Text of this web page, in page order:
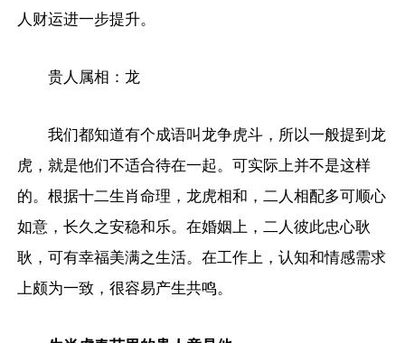
人财运进一步提升。
贵人属相：龙
我们都知道有个成语叫龙争虎斗，所以一般提到龙
虎，就是他们不适合待在一起。可实际上并不是这样
的。根据十二生肖命理，龙虎相和，二人相配多可顺心
如意，长久之安稳和乐。在婚姻上，二人彼此忠心耿
耿，可有幸福美满之生活。在工作上，认知和情感需求
上颇为一致，很容易产生共鸣。